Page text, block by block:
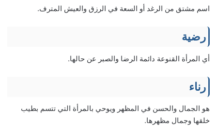
اسم مشتق من الرغد أو السعة في الرزق والعيش المترف.
رضية
أي المرأة القنوعة دائمة الرضا والصبر عن حالها.
رناء
هو الجمال والحسن في المظهر ويوحي بالمرأة التي تتسم بطيب
خلقها وجمال مظهرها.